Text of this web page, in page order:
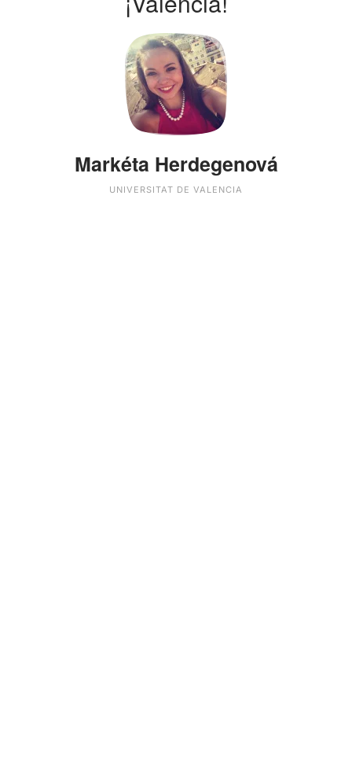
Markéta Herdegenová
UNIVERSITAT DE VALENCIA